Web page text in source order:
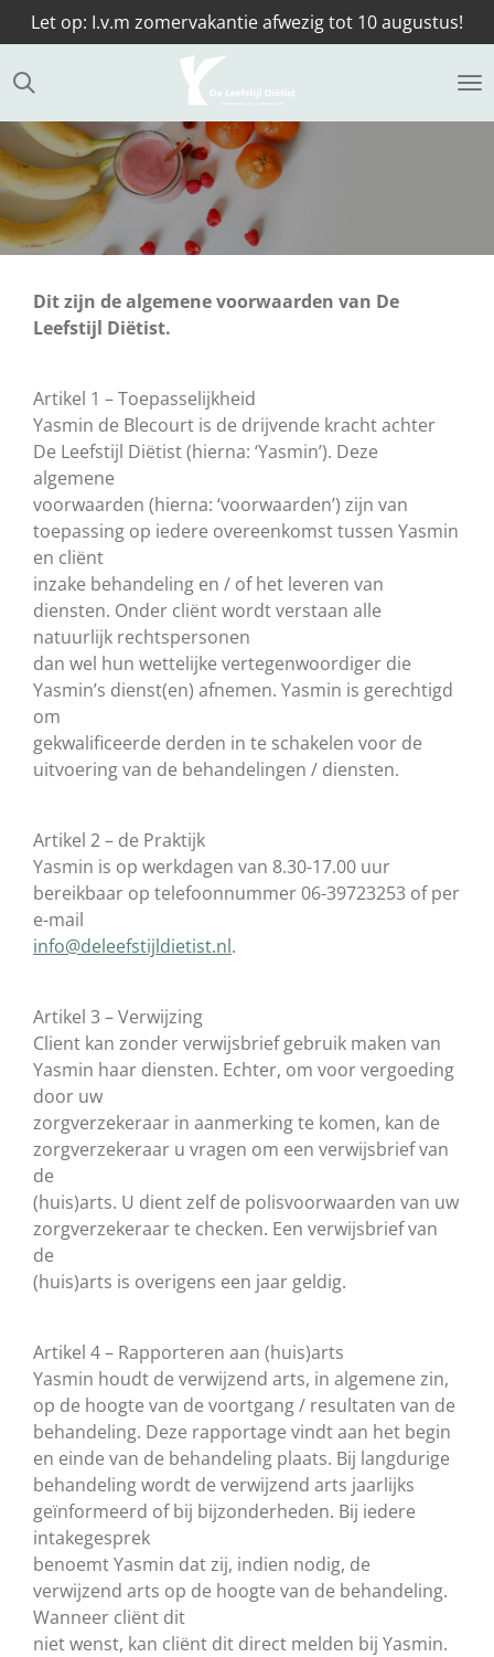
direct
naar
hoofdinhoud
Let op: I.v.m zomervakantie afwezig tot 10 augustus!
Dit zijn de algemene voorwaarden van De
Leefstijl Diëtist.
Artikel 1 – Toepasselijkheid
Yasmin de Blecourt is de drijvende kracht achter
De Leefstijl Diëtist (hierna: ‘Yasmin’). Deze
algemene
voorwaarden (hierna: ‘voorwaarden’) zijn van
toepassing op iedere overeenkomst tussen Yasmin
en cliënt
inzake behandeling en / of het leveren van
diensten. Onder cliënt wordt verstaan alle
natuurlijk rechtspersonen
dan wel hun wettelijke vertegenwoordiger die
Yasmin’s dienst(en) afnemen. Yasmin is gerechtigd
om
gekwalificeerde derden in te schakelen voor de
uitvoering van de behandelingen / diensten.
Artikel 2 – de Praktijk
Yasmin is op werkdagen van 8.30-17.00 uur
bereikbaar op telefoonnummer 06-39723253 of per
e-mail
info@deleefstijldietist.nl.
Artikel 3 – Verwijzing
Client kan zonder verwijsbrief gebruik maken van
Yasmin haar diensten. Echter, om voor vergoeding
door uw
zorgverzekeraar in aanmerking te komen, kan de
zorgverzekeraar u vragen om een verwijsbrief van
de
(huis)arts. U dient zelf de polisvoorwaarden van uw
zorgverzekeraar te checken. Een verwijsbrief van
de
(huis)arts is overigens een jaar geldig.
Artikel 4 – Rapporteren aan (huis)arts
Yasmin houdt de verwijzend arts, in algemene zin,
op de hoogte van de voortgang / resultaten van de
behandeling. Deze rapportage vindt aan het begin
en einde van de behandeling plaats. Bij langdurige
behandeling wordt de verwijzend arts jaarlijks
geïnformeerd of bij bijzonderheden. Bij iedere
intakegesprek
benoemt Yasmin dat zij, indien nodig, de
verwijzend arts op de hoogte van de behandeling.
Wanneer cliënt dit
niet wenst, kan cliënt dit direct melden bij Yasmin.